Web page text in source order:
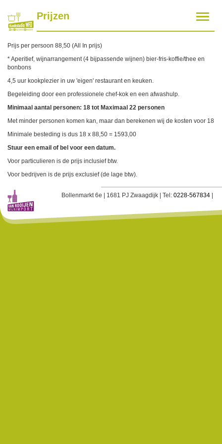
Toggle
Prijzen
Prijs per persoon 88,50 (All In prijs)
* Aperitief, wijnarrangement (4 bijpassende wijnen) bier-fris-koffie/thee en
bonbons
4,5 uur kookplezier in uw 'eigen' restaurant en keuken.
Begeleiding door een professionele chef-kok en een afwashulp.
Minimaal aantal personen: 18 tot Maximaal 22 personen
Met minder personen komen kan, maar dan berekenen wij de kosten voor 18
Minimale besteding is dus 18 x 88,50 = 1593,00
Stuur een email of bel voor een datum.
Voor particulieren is de prijs inclusief btw.
Voor bedrijven is de prijs exclusief (de lage btw).
Bollenmarkt 6e | 1681 PJ Zwaagdijk | Tel: 0228-567834